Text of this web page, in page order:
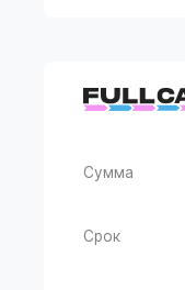
Сумма
Срок